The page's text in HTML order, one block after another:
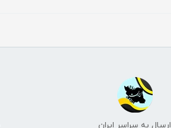
ارسال به سراسر ایران